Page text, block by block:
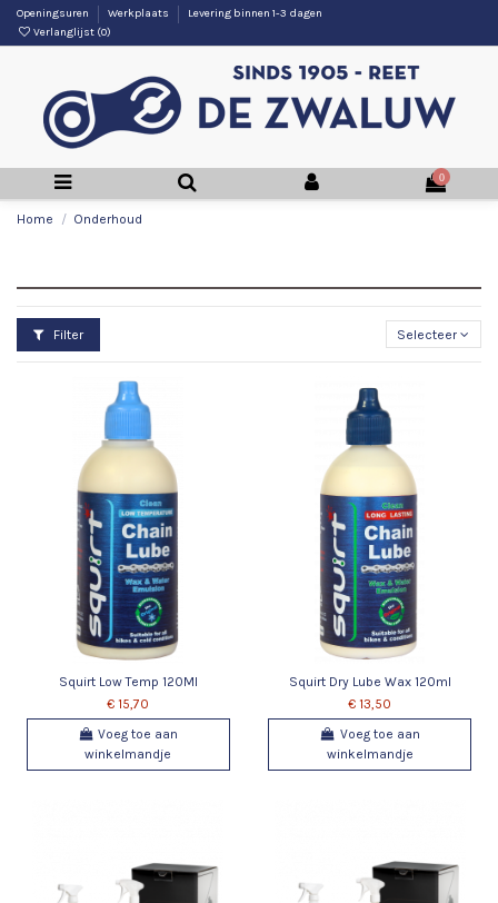
Openingsuren Werkplaats
Levering binnen 1-3 dagen
Verlanglijst (0)
0
Home Onderhoud
Filter Selecteer
Squirt Low Temp 120Ml
€ 15,70
Voeg toe aan
winkelmandje
Squirt Dry Lube Wax 120ml
€ 13,50
Voeg toe aan
winkelmandje